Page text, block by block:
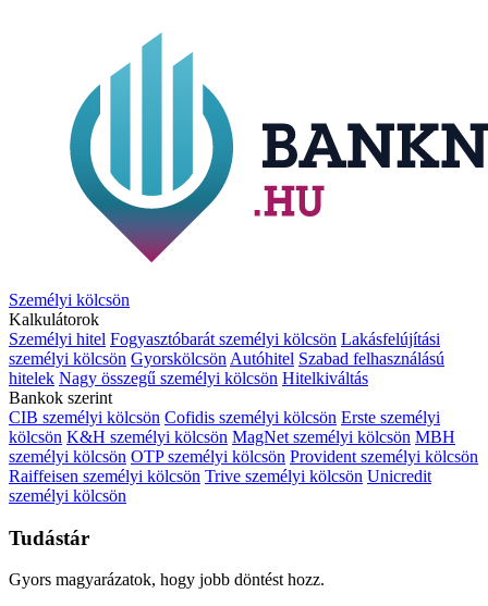
Személyi kölcsön
Kalkulátorok
Személyi hitel Fogyasztóbarát személyi kölcsön Lakásfelújítási
személyi kölcsön Gyorskölcsön Autóhitel Szabad felhasználású
hitelek Nagy összegű személyi kölcsön Hitelkiváltás
Bankok szerint
CIB személyi kölcsön Cofidis személyi kölcsön Erste személyi
kölcsön K&H személyi kölcsön MagNet személyi kölcsön MBH
személyi kölcsön OTP személyi kölcsön Provident személyi kölcsön
Raiffeisen személyi kölcsön Trive személyi kölcsön Unicredit
személyi kölcsön
Tudástár
Gyors magyarázatok, hogy jobb döntést hozz.